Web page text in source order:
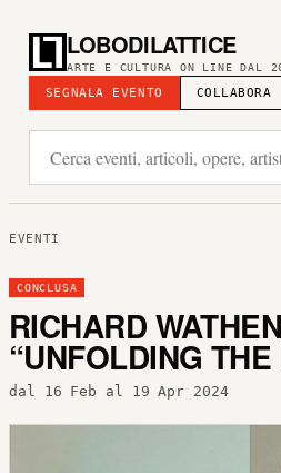
LOBODILATTICE
ARTE E CULTURA ON LINE DAL
SEGNALA EVENTO COLLABORA
EVENTI
CONCLUSA
RICHARD
“UNFOLDING
dal 16 Feb al 19 Apr 2024